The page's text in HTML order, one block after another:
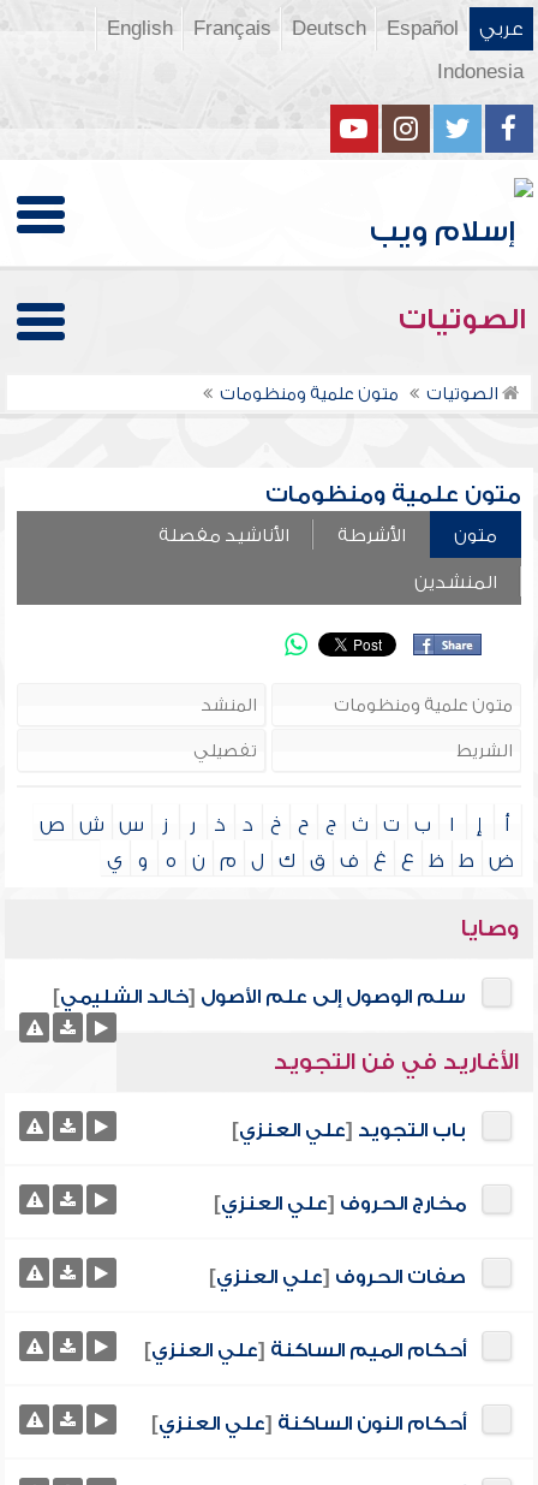
عربي Español
Deutsch
Français
English
Indonesia
الصوتيات
الصوتيات متون علمية ومنظومات
متون علمية ومنظومات
متون الأشرطة الأناشيد مفصلة
المنشدين
أ إ ا ب ت ث ج ح خ د ذ ر ز س ش
ص
ض
ط ظ ع غ ف ق ك ل م ن ه و ي
وصايا
سلم الوصول إلى علم الأصول [خالد الشليمي]
الأغاريد في فن التجويد
باب التجويد [علي العنزي]
مخارج الحروف [علي العنزي]
صفات الحروف [علي العنزي]
أحكام الميم الساكنة [علي العنزي]
أحكام النون الساكنة [علي العنزي]